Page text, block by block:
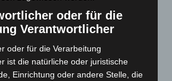
Menschenin der Region
Inzidenz pro 100.000 Einwohner
tagesaktuell bei
(seit Beginn der Erfassung):
oder für die
Verantwortlicher
oder für die Verarbeitung
ist die natürliche oder juristische
Einrichtung oder andere Stelle, die